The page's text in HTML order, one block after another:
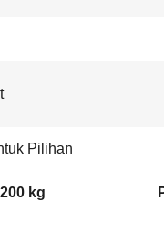
Pilihan
kg